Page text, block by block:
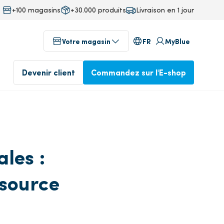
+100 magasins +30.000 produits Livraison en 1 jour
Votre magasin FR MyBlue
Devenir client Commandez sur l'E-shop
: